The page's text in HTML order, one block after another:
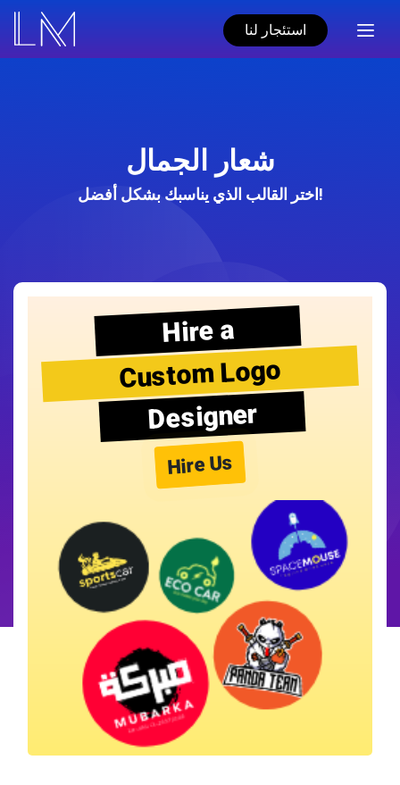
استئجار لنا
شعار الجمال
اختر القالب الذي يناسبك بشكل أفضل!
Hire a
Custom Logo
Designer
Hire Us